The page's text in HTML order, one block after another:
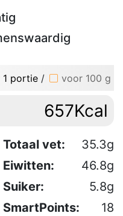
1 portie / voor 100 g
657Kcal
Totaal vet:
35.3g
Eiwitten:
46.8g
Suiker:
5.8g
SmartPoints: 18